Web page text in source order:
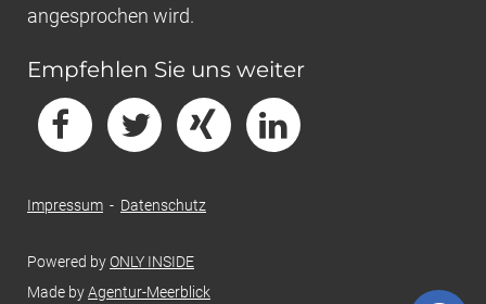
angesprochen wird.
Empfehlen Sie uns weiter
Impressum - Datenschutz
Powered byONLY INSIDE
Made byAgentur-Meerblick